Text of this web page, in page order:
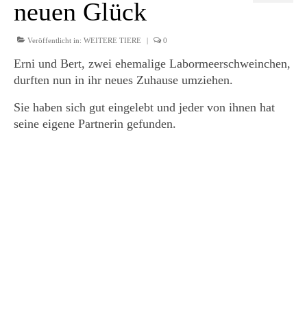
neuen Glück
Veröffentlicht in: WEITERE TIERE | 0
Erni und Bert, zwei ehemalige Labormeerschweinchen,
durften nun in ihr neues Zuhause umziehen.
Sie haben sich gut eingelebt und jeder von ihnen hat
seine eigene Partnerin gefunden.